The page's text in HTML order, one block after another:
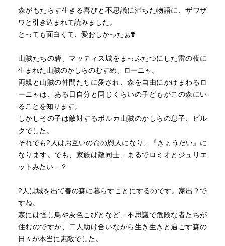
森がもたらす生きる喜びと不思議に満ちた物語に、ザワザ
ワと引き込まれて読みました。
とっても面白くて、愛おしかったぁ❣️
山賊たちの砦、マッティス城をまっぷたつにした雷の夜に
生まれた山賊のかしらのむすめ、ローニャ。
両親と山賊の仲間たちに愛され、森を自由にかけまわるロ
ーニャは、ある日自分と同じくらいの子どもがこの森にい
ることを知ります。
しかしその子は敵対するボルカ山賊のかしらの息子、ビル
クでした。
それでも2人はお互いの命の恩人になり、『きょうだい』に
なります。でも、家族は敵同士、まるでロミオとジュリエ
ットみたい…？
2人は城を出て春の森に暮らすことにするのです。家出？で
すね。
森には怪し鳥や灰色こびとなど、不思議で危険な者たちが
住むのですが、二人助け合いながら生き生きと過ごす森の
日々が本当に素敵でした。